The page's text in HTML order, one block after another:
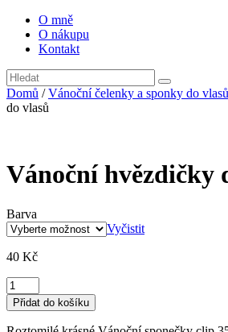
O mně
O nákupu
Kontakt
Domů /Vánoční čelenky a sponky do vlasů
do vlasů
Vánoční hvězdičky
Barva
Vyčistit
40 Kč
Vánoční
hvězdičky
do
vlasů
Přidat do košíku